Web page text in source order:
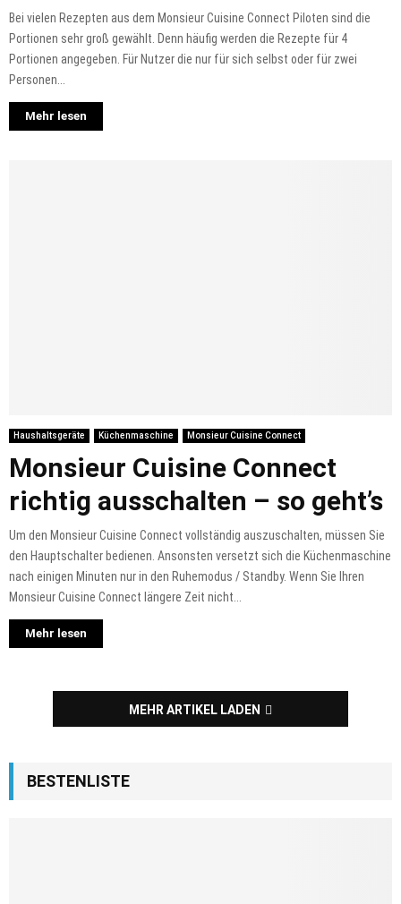
Bei vielen Rezepten aus dem Monsieur Cuisine Connect Piloten sind die
Portionen sehr groß gewählt. Denn häufig werden die Rezepte für 4
Portionen angegeben. Für Nutzer die nur für sich selbst oder für zwei
Personen...
Mehr lesen
Haushaltsgeräte Küchenmaschine Monsieur Cuisine Connect
Monsieur Cuisine Connect
richtig ausschalten – so geht’s
Um den Monsieur Cuisine Connect vollständig auszuschalten, müssen Sie
den Hauptschalter bedienen. Ansonsten versetzt sich die Küchenmaschine
nach einigen Minuten nur in den Ruhemodus / Standby. Wenn Sie Ihren
Monsieur Cuisine Connect längere Zeit nicht...
Mehr lesen
MEHR ARTIKEL LADEN
BESTENLISTE